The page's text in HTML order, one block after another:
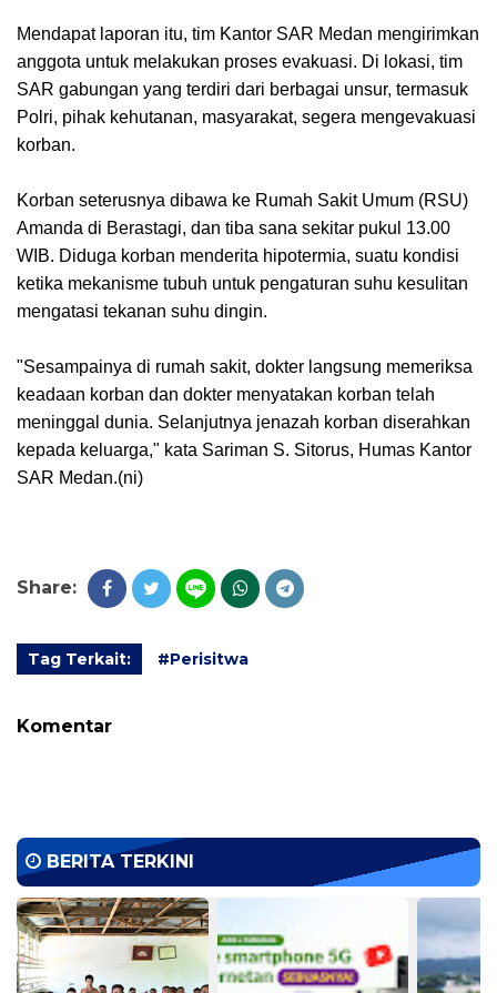
Mendapat laporan itu, tim Kantor SAR Medan mengirimkan
anggota untuk melakukan proses evakuasi. Di lokasi, tim
SAR gabungan yang terdiri dari berbagai unsur, termasuk
Polri, pihak kehutanan, masyarakat, segera mengevakuasi
korban.
Korban seterusnya dibawa ke Rumah Sakit Umum (RSU)
Amanda di Berastagi, dan tiba sana sekitar pukul 13.00
WIB. Diduga korban menderita hipotermia, suatu kondisi
ketika mekanisme tubuh untuk pengaturan suhu kesulitan
mengatasi tekanan suhu dingin.
"Sesampainya di rumah sakit, dokter langsung memeriksa
keadaan korban dan dokter menyatakan korban telah
meninggal dunia. Selanjutnya jenazah korban diserahkan
kepada keluarga," kata Sariman S. Sitorus, Humas Kantor
SAR Medan.(ni)
Share:
Tag Terkait: #Perisitwa
Komentar
BERITA TERKINI